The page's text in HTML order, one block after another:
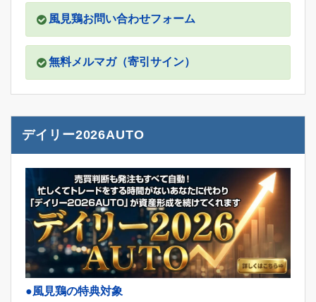
風見鶏お問い合わせフォーム
無料メルマガ（寄引サイン）
デイリー2026AUTO
●風見鶏の特典対象